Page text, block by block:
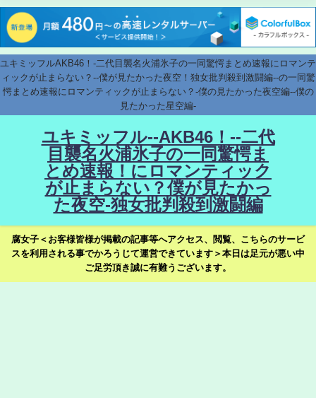
ユキミッフルAKB46！-二代目襲名火浦氷子の一同驚愕まとめ速報にロマンテ
ィックが止まらない？--僕が見たかった夜空！独女批判殺到激闘編--の一同驚
愕まとめ速報にロマンティックが止まらない？-僕の見たかった夜空編--僕の
見たかった星空編-
ユキミッフル--AKB46！--二代
目襲名火浦氷子の一同驚愕ま
とめ速報！にロマンティック
が止まらない？僕が見たかっ
た夜空-独女批判殺到激闘編
腐女子＜お客様皆様が掲載の記事等へアクセス、閲覧、こちらのサービ
スを利用される事でかろうじて運営できています＞本日は足元が悪い中
ご足労頂き誠に有難うございます。